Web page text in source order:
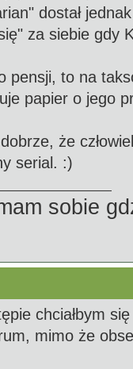
dostał
za siebie gdy
pensji, to na
papier o jego
że
serial. :)
sobie
chciałbym
mimo że